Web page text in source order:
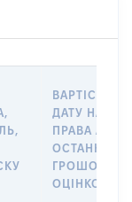
ВАРТІСТЬ НА
ДАТУ
ПРАВА АБО
ГРОШОВОЮ
ОЦІНКОЮ,